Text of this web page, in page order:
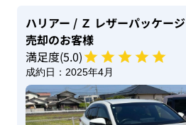
ハリアー / Ｚ レザーパッケージ
売却のお客様
満足度(5.0)
成約日： 2025年4月